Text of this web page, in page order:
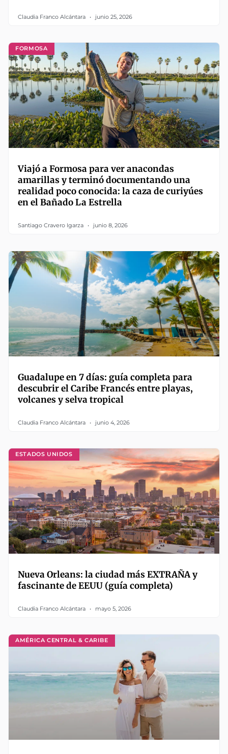
Claudia Franco Alcántara junio 25, 2026
FORMOSA
Viajó a Formosa para ver anacondas
amarillas y terminó documentando una
realidad poco conocida: la caza de curiyúes
en el Bañado La Estrella
Santiago Cravero Igarza junio 8, 2026
Guadalupe en 7 días: guía completa para
descubrir el Caribe Francés entre playas,
volcanes y selva tropical
Claudia Franco Alcántara junio 4, 2026
ESTADOS UNIDOS
Nueva Orleans: la ciudad más EXTRAÑA y
fascinante de EEUU (guía completa)
Claudia Franco Alcántara mayo 5, 2026
AMÉRICA CENTRAL & CARIBE